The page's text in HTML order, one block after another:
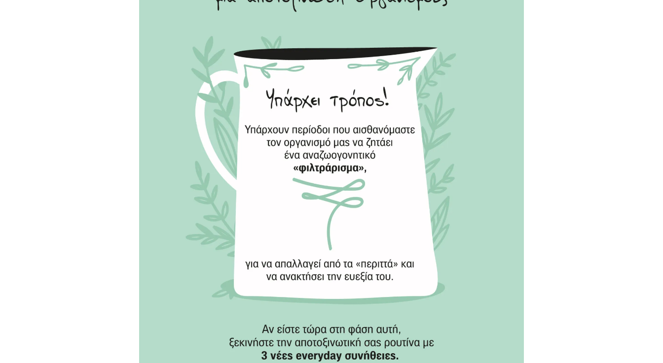
Κάνε εγγραφή στο newsletter της FREZYDERM και
κέρδισε!
Με την εγγραφή σου θα λαμβάνεις περιεχόμενο που σε
διαγωνισμούς, ενώ έχεις τη δυνατότητα να μπεις σε
Δερματικές Παθήσεις